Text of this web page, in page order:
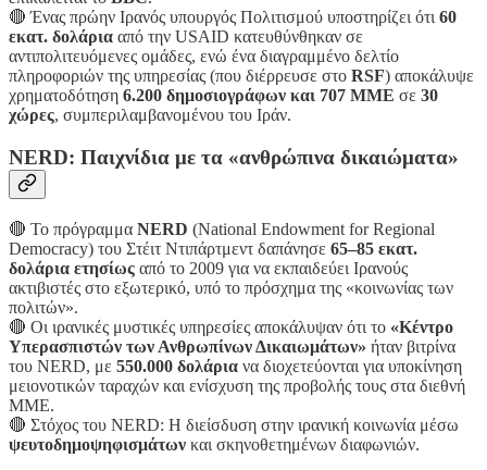
🔴 Ένας πρώην Ιρανός υπουργός Πολιτισμού υποστηρίζει ότι 60
εκατ. δολάρια από την USAID κατευθύνθηκαν σε
αντιπολιτευόμενες ομάδες, ενώ ένα διαγραμμένο δελτίο
πληροφοριών της υπηρεσίας (που διέρρευσε στο RSF) αποκάλυψε
χρηματοδότηση 6.200 δημοσιογράφων και 707 ΜΜΕ σε 30
χώρες, συμπεριλαμβανομένου του Ιράν.
NERD: Παιχνίδια με τα «ανθρώπινα δικαιώματα»
🔴 Το πρόγραμμα NERD (National Endowment for Regional
Democracy) του Στέιτ Ντιπάρτμεντ δαπάνησε 65–85 εκατ.
δολάρια ετησίως από το 2009 για να εκπαιδεύει Ιρανούς
ακτιβιστές στο εξωτερικό, υπό το πρόσχημα της «κοινωνίας των
πολιτών».
🔴 Οι ιρανικές μυστικές υπηρεσίες αποκάλυψαν ότι το «Κέντρο
Υπερασπιστών των Ανθρωπίνων Δικαιωμάτων» ήταν βιτρίνα
του NERD, με 550.000 δολάρια να διοχετεύονται για υποκίνηση
μειονοτικών ταραχών και ενίσχυση της προβολής τους στα διεθνή
ΜΜΕ.
🔴 Στόχος του NERD: Η διείσδυση στην ιρανική κοινωνία μέσω
ψευτοδημοψηφισμάτων και σκηνοθετημένων διαφωνιών.